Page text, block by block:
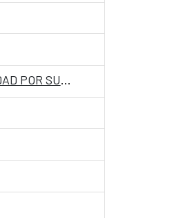
LISTADO DE ADMITIDOS Y EXCLUIDOS A LA CONVOCATORIA DE PERSONAL LABORAL TEMPORAL EN RÉGIMEN DE INTERINIDAD POR SUSTITUCIÓN, EN LA EMBAJADA DE ESPAÑA EN ASUNCIÓN, PARAGUAY, CON LA CATEGORIA DE OFICIAL